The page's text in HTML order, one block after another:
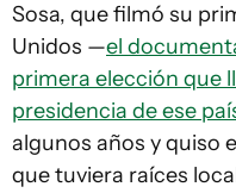
Sosa, que filmó su
Unidos —el
primera elección que
presidencia de ese
algunos años y quiso
que tuviera raíces